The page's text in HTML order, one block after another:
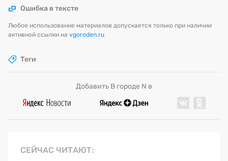
Ошибка в тексте
Любое использование материалов допускается только при наличии
активной ссылки на vgoroden.ru
Теги
Добавить В городе N в
СЕЙЧАС ЧИТАЮТ